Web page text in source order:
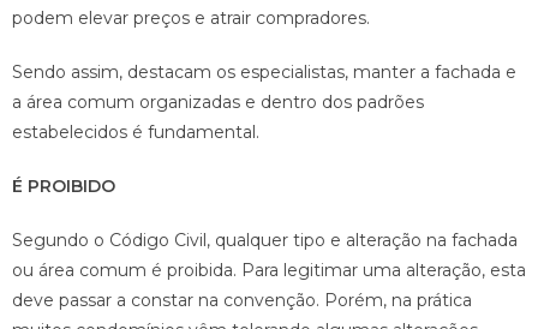
podem elevar preços e atrair compradores.
Sendo assim, destacam os especialistas, manter a fachada e
a área comum organizadas e dentro dos padrões
estabelecidos é fundamental.
É PROIBIDO
Segundo o Código Civil, qualquer tipo e alteração na fachada
ou área comum é proibida. Para legitimar uma alteração, esta
deve passar a constar na convenção. Porém, na prática